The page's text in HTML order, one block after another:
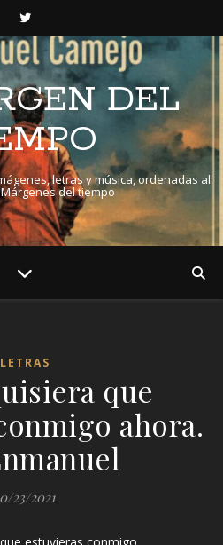
DEL
letras y música, ordenadas al
del tiempo
LETRAS
que
ahora.
23/2021